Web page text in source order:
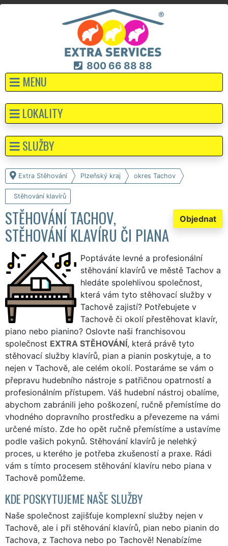
800 66 88 88
MENU
Extra Stěhování Plzeňský kraj okres Tachov
Stěhování klavírů
Objednat
STĚHOVÁNÍ TACHOV,
STĚHOVÁNÍ KLAVÍRU ČI PIANA
Poptáváte levné a profesionální
stěhování klavírů ve městě Tachov a
hledáte spolehlivou společnost,
která vám tyto stěhovací služby v
Tachově zajistí? Potřebujete v
Tachově či okolí přestěhovat klavír,
piano nebo pianino? Oslovte naši franchisovou
společnost EXTRA STĚHOVÁNÍ, která právě tyto
stěhovací služby klavírů, pian a pianin poskytuje, a to
nejen v Tachově, ale celém okolí. Postaráme se vám o
přepravu hudebního nástroje s patřičnou opatrností a
profesionálním přístupem. Váš hudební nástroj obalíme,
abychom zabránili jeho poškození, ručně přemístíme do
vhodného dopravního prostředku a převezeme na vámi
určené místo. Zde ho opět ručně přemístíme a ustavíme
podle vašich pokynů. Stěhování klavírů je nelehký
proces, u kterého je potřeba zkušeností a praxe. Rádi
vám s tímto procesem stěhování klavíru nebo piana v
Tachově pomůžeme.
KDE POSKYTUJEME NAŠE SLUŽBY
Naše společnost zajišťuje komplexní služby nejen v
Tachově, ale i při stěhování klavírů, pian nebo pianin do
Tachova, z Tachova nebo po Tachově! Nenabízíme
LOKALITY
SLUŽBY